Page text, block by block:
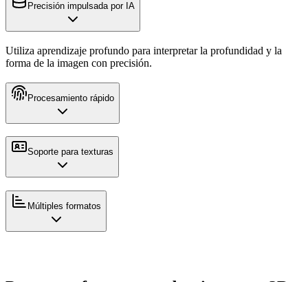
Precisión impulsada por IA
Utiliza aprendizaje profundo para interpretar la profundidad y la
forma de la imagen con precisión.
Procesamiento rápido
Soporte para texturas
Múltiples formatos